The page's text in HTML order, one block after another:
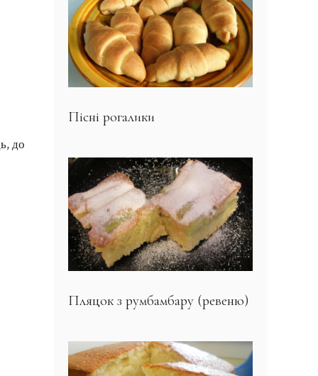
до
Пісні рогалики
Пляцок з румбамбару (ревеню)